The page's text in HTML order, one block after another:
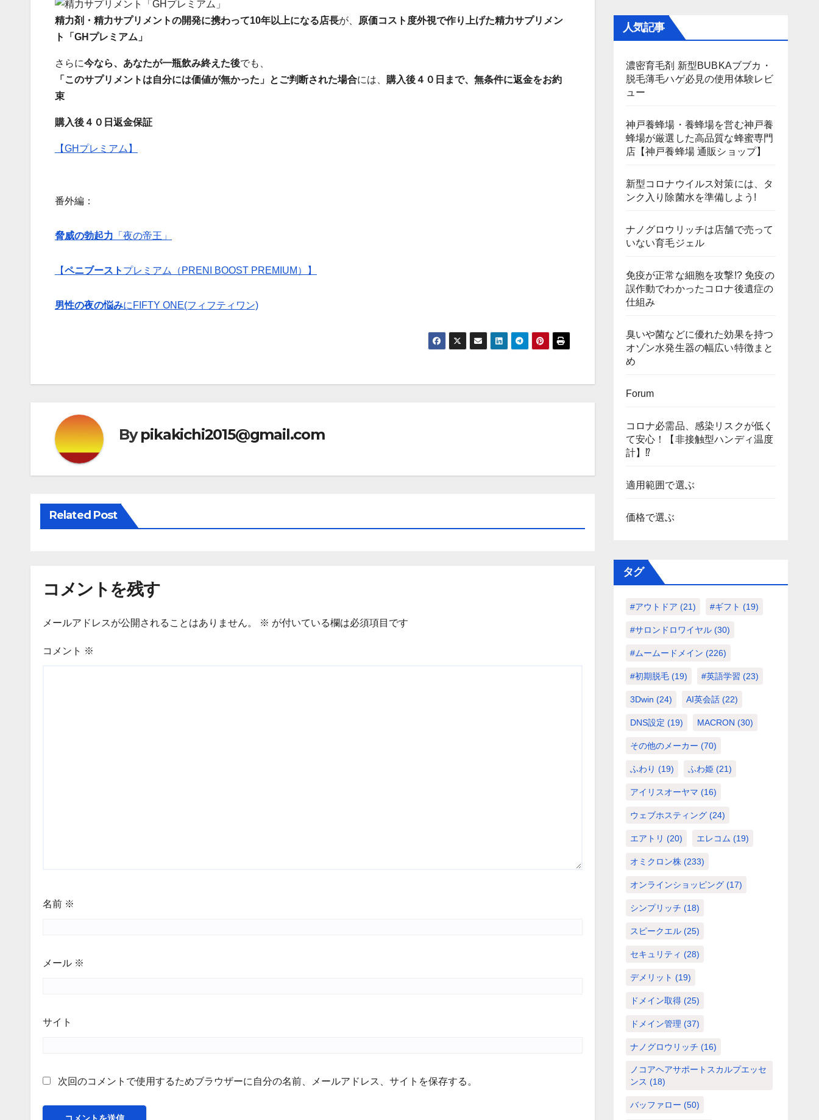
精力剤・精力サプリメントの開発に携わって10年以上になる店長が、
原価コスト度外視で作り上げた精力サプリメン
ト「GHプレミアム」
さらに今なら、あなたが一瓶飲み終えた後でも、
「このサプリメントは自分には価値が無かった」とご判断された場合には、 購入後４０日まで、無条件に返金をお約
束
購入後４０日返金保証
【GHプレミアム】
番外編：
脅威の勃起力 「夜の帝王」
【ペニブースト プレミアム（PRENI BOOST PREMIUM）】
男性の夜の悩みにFIFTY ONE(フィフティワン)
Bypikakichi2015@gmail.com
Related Post
コメントを残す
メールアドレスが公開されることはありません。 ※ が付いている欄は必須項目です
コメント ※
名前 ※
メール ※
サイト
次回のコメントで使用するためブラウザーに自分の名前、メールアドレス、サイトを保存する。
人気記事
濃密育毛剤 新型BUBKAブブカ・
脱毛薄毛ハゲ必見の使用体験レビ
ュー
神戸養蜂場・養蜂場を営む神戸養
蜂場が厳選した高品質な蜂蜜専門
店【神戸養蜂場 通販ショップ】
新型コロナウイルス対策には、タ
ンク入り除菌水を準備しよう!
ナノグロウリッチは店舗で売って
いない育毛ジェル
免疫が正常な細胞を攻撃!? 免疫の
誤作動でわかったコロナ後遺症の
仕組み
臭いや菌などに優れた効果を持つ
オゾン水発生器の幅広い特徴まと
め
Forum
コロナ必需品、感染リスクが低く
て安心！【非接触型ハンディ温度
計】⁉
適用範囲で選ぶ
価格で選ぶ
タグ
#アウトドア (21) #ギフト (19)
#サロンドロワイヤル(30)
#ムームードメイン (226)
#初期脱毛(19) #英語学習 (23)
3Dwin (24) AI英会話(22)
DNS設定 (19) MACRON (30)
その他のメーカー (70)
ふわり (19) ふわ姫(21)
アイリスオーヤマ (16)
ウェブホスティング(24)
エアトリ (20) エレコム (19)
オミクロン株(233)
オンラインショッピング(17)
シンプリッチ (18)
スピークエル(25)
セキュリティ (28)
デメリット (19)
ドメイン取得(25)
ドメイン管理 (37)
ナノグロウリッチ (16)
ノコアヘアサポートスカルプエッセ
ンス (18)
バッファロー (50)